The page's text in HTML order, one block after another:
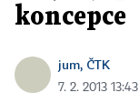
koncepce
jum, ČTK
7. 2. 2013